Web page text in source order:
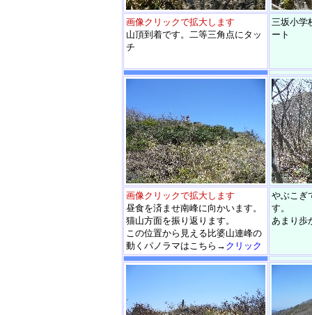
画像クリックで拡大します
山頂到着です。二等三角点にタッ
チ
三坂小学
ート
画像クリックで拡大します
昼食を済ませ南峰に向かいます。
猫山方面を振り返ります。
この位置から見える比婆山連峰の
動くパノラマはこちら→ クリック
やぶこぎ
す。
あまり歩